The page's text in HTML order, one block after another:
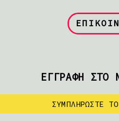
ΕΓΓΡΑΦΗ ΣΤΟ